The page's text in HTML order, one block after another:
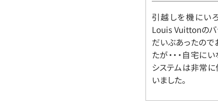
引越しを機にい
Louis Vuittonのバ
だいぶあったので
たが・・・自宅に
システムは非常に
いました。